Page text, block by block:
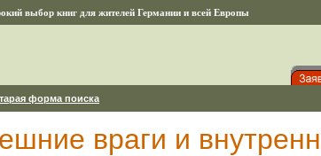
выбор книг для жителей Германии и всей Европы
форма поиска
враги и